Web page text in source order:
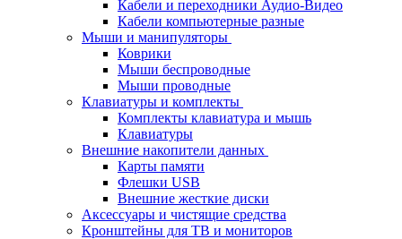
Кабели и переходники Аудио-Видео
Кабели компьютерные разные
Мыши и манипуляторы
Коврики
Мыши беспроводные
Мыши проводные
Клавиатуры и комплекты
Комплекты клавиатура и мышь
Клавиатуры
Внешние накопители данных
Карты памяти
Флешки USB
Внешние жесткие диски
Аксессуары и чистящие средства
Кронштейны для ТВ и мониторов